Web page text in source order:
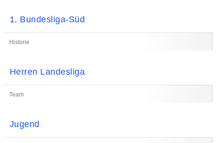
1. Bundesliga-Süd
Historie
Herren Landesliga
Team
Jugend